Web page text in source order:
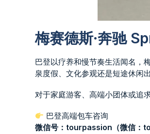
梅赛德斯·奔驰
巴登以疗养和慢节奏生活闻名，
泉度假、文化参观还是短途休闲
对于家庭游客、高端小团体或追
巴登高端包车咨询
微信号：tourpassion（微信：